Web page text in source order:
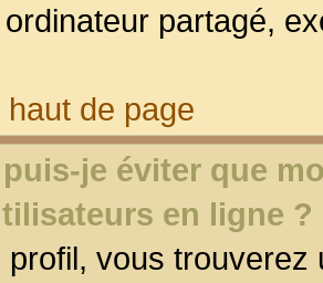
partagé,
de page
je éviter que
en ligne ?
profil, vous